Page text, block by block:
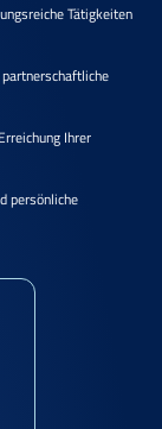
Tätigkeiten
Ihrer
persönliche